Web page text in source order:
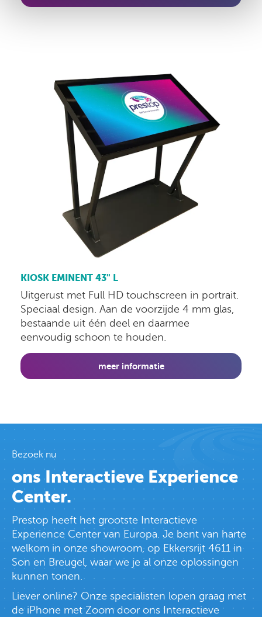
KIOSK EMINENT 43" L
Uitgerust met Full HD touchscreen in portrait.
Speciaal design. Aan de voorzijde 4 mm glas,
bestaande uit één deel en daarmee
eenvoudig schoon te houden.
meer informatie
Bezoek nu
ons Interactieve Experience
Center.
Prestop heeft het grootste Interactieve
Experience Center van Europa. Je bent van harte
welkom in onze showroom, op Ekkersrijt 4611 in
Son en Breugel, waar we je al onze oplossingen
kunnen tonen.
Liever online? Onze specialisten lopen graag met
de iPhone met Zoom door ons Interactieve